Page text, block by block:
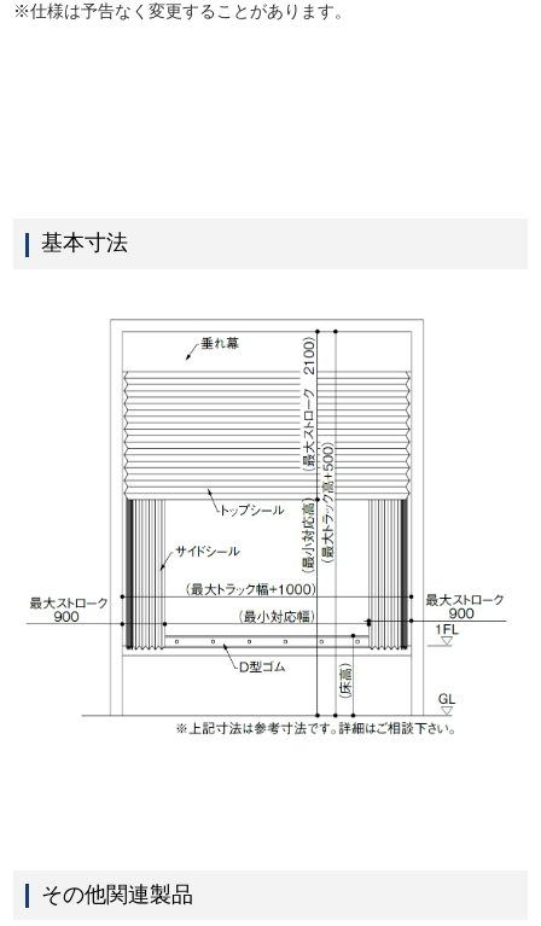
※仕様は予告なく変更することがあります。
基本寸法
その他関連製品